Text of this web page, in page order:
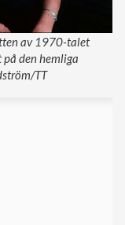
av 1970-talet
den hemliga
TT